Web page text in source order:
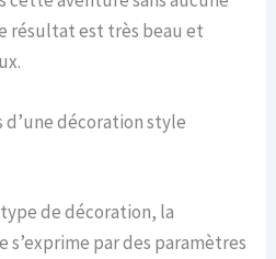
résultat est très beau et
décoration style
de décoration, la
par des paramètres